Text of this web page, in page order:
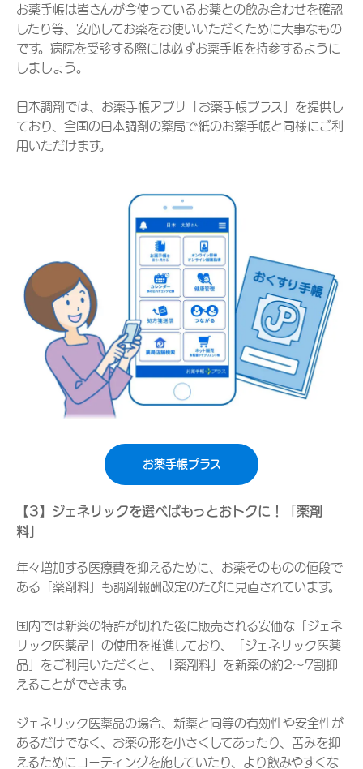
お薬手帳は皆さんが今使っているお薬との飲み合わせを確認
したり等、安心してお薬をお使いいただくために大事なもの
です。病院を受診する際には必ずお薬手帳を持参するように
しましょう。
日本調剤では、お薬手帳アプリ「お薬手帳プラス」を提供し
ており、全国の日本調剤の薬局で紙のお薬手帳と同様にご利
用いただけます。
お薬手帳プラス
【3】ジェネリックを選べばもっとおトクに！「薬剤
料」
年々増加する医療費を抑えるために、お薬そのものの値段で
ある「薬剤料」も調剤報酬改定のたびに見直されています。
国内では新薬の特許が切れた後に販売される安価な「ジェネ
リック医薬品」の使用を推進しており、「ジェネリック医薬
品」をご利用いただくと、「薬剤料」を新薬の約2～7割抑
えることができます。
ジェネリック医薬品の場合、新薬と同等の有効性や安全性が
あるだけでなく、お薬の形を小さくしてあったり、苦みを抑
えるためにコーティングを施していたり、より飲みやすくな